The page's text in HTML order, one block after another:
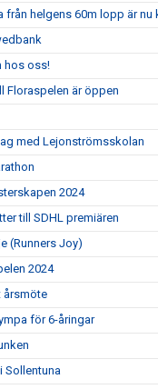
från helgens 60m lopp är nu
hos oss!
Floraspelen är öppen
med Lejonströmsskolan
2024
till SDHL premiären
(Runners Joy)
2024
årsmöte
för 6-åringar
Sollentuna